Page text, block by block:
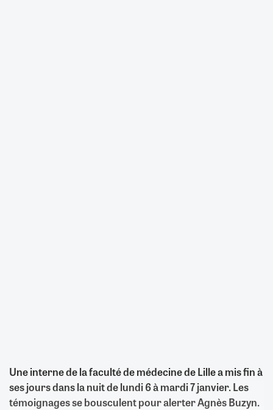
Une interne de la faculté de médecine de Lille a mis fin à
ses jours dans la nuit de lundi 6 à mardi 7 janvier. Les
témoignages se bousculent pour alerter Agnès Buzyn.